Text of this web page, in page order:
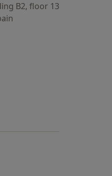
B2, floor 13
novo separador